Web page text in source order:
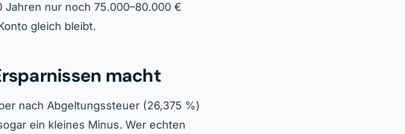
Jahren nur noch 75.000–80.000 €
gleich bleibt.
macht
nach Abgeltungssteuer (26,375 %)
ein kleines Minus. Wer echten